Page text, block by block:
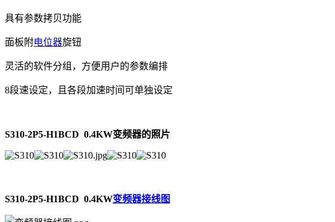
具有参数拷贝功能
面板附电位器旋钮
灵活的软件分组，方便用户的参数编排
8段速设定，且各段加速时间可单独设定
S310-2P5-H1BCD 0.4KW变频器的照片
S310-2P5-H1BCD 0.4KW变频器接线图